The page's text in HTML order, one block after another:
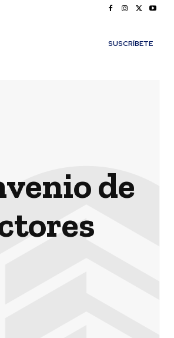
SUSCRÍBETE
de